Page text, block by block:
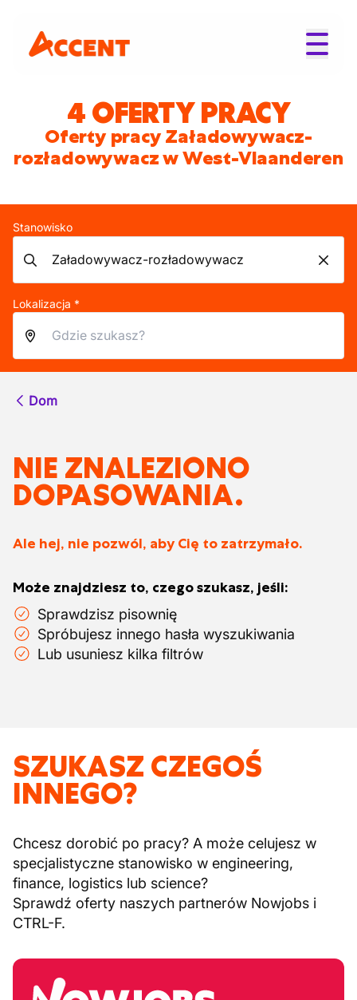
4 OFERTY PRACY
Oferty pracy Załadowywacz-
rozładowywacz w West-Vlaanderen
Stanowisko
Lokalizacja *
Dom
NIE ZNALEZIONO
DOPASOWANIA.
Ale hej, nie pozwól, aby Cię to zatrzymało.
Może znajdziesz to, czego szukasz, jeśli:
Sprawdzisz pisownię
Spróbujesz innego hasła wyszukiwania
Lub usuniesz kilka filtrów
SZUKASZ CZEGOŚ
INNEGO?
Chcesz dorobić po pracy? A może celujesz w
specjalistyczne stanowisko w engineering,
finance, logistics lub science?
Sprawdź oferty naszych partnerów Nowjobs i
CTRL-F.